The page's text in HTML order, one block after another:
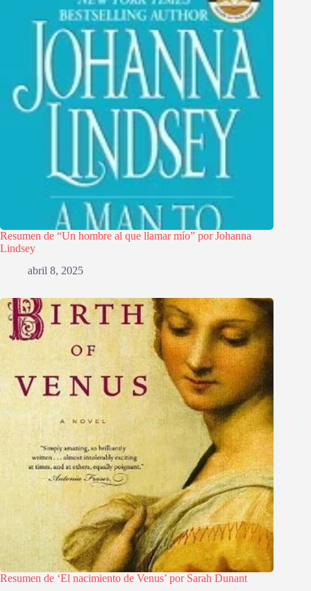
Resumen de “Un hombre al que llamar mío” por Johanna
Lindsey
abril 8, 2025
Resumen de ‘El nacimiento de Venus’ por Sarah Dunant